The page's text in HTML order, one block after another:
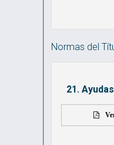
Normas del
21.